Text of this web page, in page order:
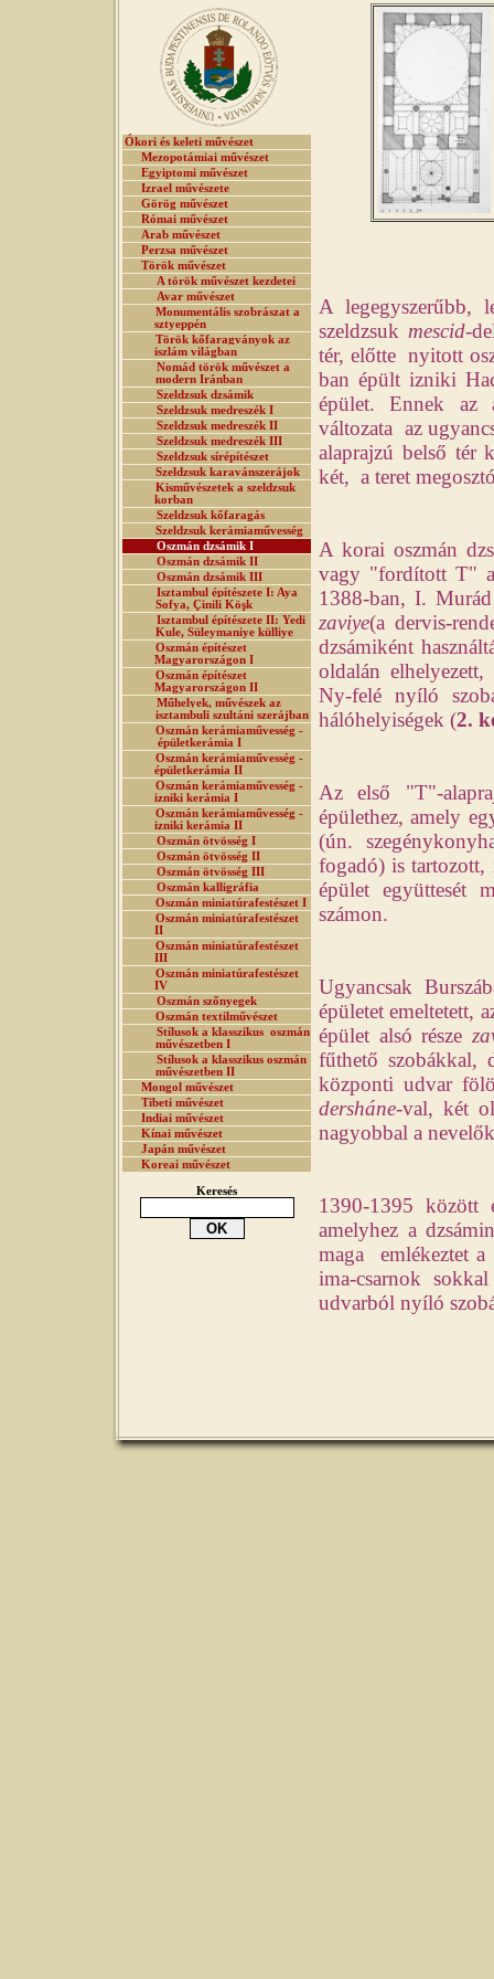
Ókori és keleti művészet
Mezopotámiai művészet
Egyiptomi művészet
Izrael művészete
Görög művészet
Római művészet
Arab művészet
Perzsa művészet
Török művészet
A török művészet kezdetei
Avar művészet
Monumentális szobrászat a
sztyeppén
Török kőfaragványok az
iszlám világban
Nomád török művészet a
modern Iránban
Szeldzsuk dzsámik
Szeldzsuk medreszék I
Szeldzsuk medreszék II
Szeldzsuk medreszék III
Szeldzsuk sírépítészet
Szeldzsuk karavánszerájok
Kisművészetek a szeldzsuk
korban
Szeldzsuk kőfaragás
Szeldzsuk kerámiaművesség
Oszmán dzsámik I
Oszmán dzsámik II
Oszmán dzsámik III
Isztambul építészete I: Aya
Sofya, Çinili Köşk
Isztambul építészete II: Yedi
Kule, Süleymaniye külliye
Oszmán építészet
Magyarországon I
Oszmán építészet
Magyarországon II
Műhelyek, művészek az
isztambuli szultáni szerájban
Oszmán kerámiaművesség -
épületkerámia I
Oszmán kerámiaművesség -
épületkerámia II
Oszmán kerámiaművesség -
izniki kerámia I
Oszmán kerámiaművesség -
izniki kerámia II
Oszmán ötvösség I
Oszmán ötvösség II
Oszmán ötvösség III
Oszmán kalligráfia
Oszmán miniatúrafestészet I
Oszmán miniatúrafestészet
II
Oszmán miniatúrafestészet
III
Oszmán miniatúrafestészet
IV
Oszmán szőnyegek
Oszmán textilművészet
Stílusok a klasszikus oszmán
művészetben I
Stílusok a klasszikus oszmán
művészetben II
Mongol művészet
Tibeti művészet
Indiai művészet
Kínai művészet
Japán művészet
Koreai művészet
Keresés
A legegyszerűbb,
szeldzsuk mescid-
tér, előtte nyitott
ban épült izniki
épület. Ennek az
változata az
alaprajzú belső tér
két, a teret
A korai oszmán
vagy "fordított T"
1388-ban, I.
zaviye(a dervis-
dzsámiként
oldalán
Ny-felé nyíló
hálóhelyiségek (2.
Az első "T"-
épülethez, amely
(ún.
fogadó) is
épület együttesét
számon.
Ugyancsak
épületet emeltetett,
épület alsó része
fűthető szobákkal,
központi udvar
dersháne-val, két
nagyobbal a
1390-1395 között
amelyhez a
maga emlékeztet
ima-csarnok
udvarból nyíló